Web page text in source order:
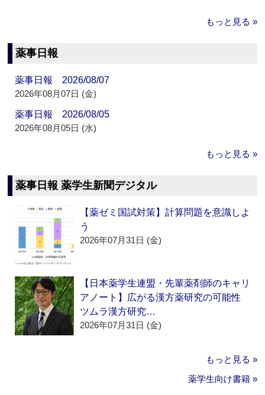
もっと見る »
薬事日報
薬事日報 2026/08/07
2026年08月07日 (金)
薬事日報 2026/08/05
2026年08月05日 (水)
もっと見る »
薬事日報 薬学生新聞デジタル
【薬ゼミ国試対策】計算問題を意識しよ
う
2026年07月31日 (金)
【日本薬学生連盟・先輩薬剤師のキャリ
アノート】広がる漢方薬研究の可能性
ツムラ漢方研究…
2026年07月31日 (金)
もっと見る »
薬学生向け書籍 »